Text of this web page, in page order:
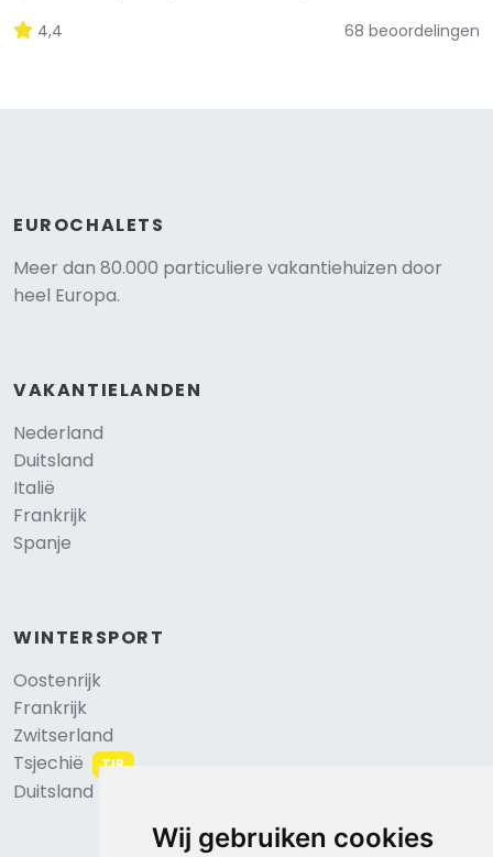
Wij gebruiken cookies
4,4 68 beoordelingen
EUROCHALETS
Meer dan 80.000 particuliere vakantiehuizen door
heel Europa.
VAKANTIELANDEN
Nederland
Duitsland
Italië
Frankrijk
Spanje
WINTERSPORT
Oostenrijk
Frankrijk
Zwitserland
Tsjechië
TIP
Duitsland